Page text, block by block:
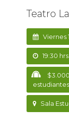
Teatro
Viernes
19:30 hrs.
Sala